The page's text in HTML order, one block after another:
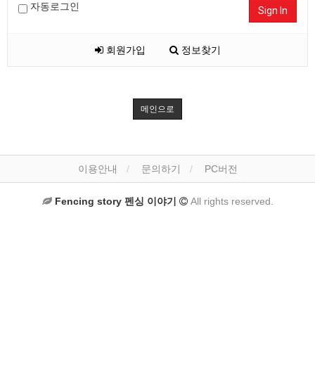
자동로그인 Sign In
회원가입 정보찾기
메인으로
이용안내 문의하기 PC버전
Fencing story 펜싱 이야기 All rights reserved.